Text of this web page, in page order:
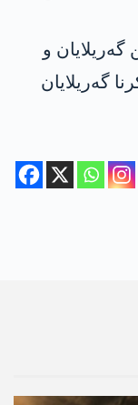
و
گه‌ریلایان